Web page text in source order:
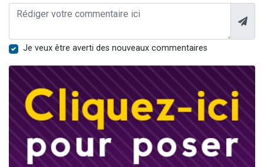
Je veux être averti des nouveaux commentaires